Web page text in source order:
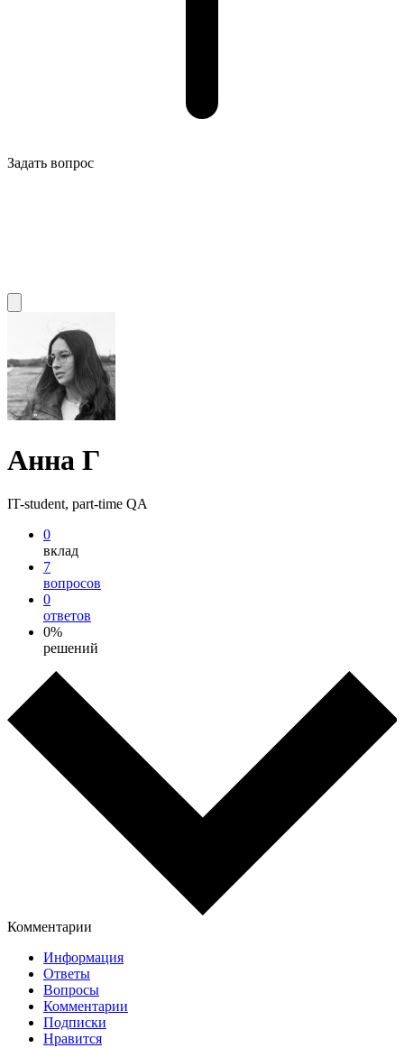
Задать вопрос
Анна Г
IT-student, part-time QA
0
вклад
7
вопросов
0
ответов
0%
решений
Комментарии
Информация
Ответы
Вопросы
Комментарии
Подписки
Нравится